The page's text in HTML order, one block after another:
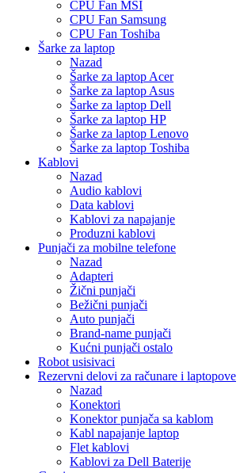
CPU Fan MSI
CPU Fan Samsung
CPU Fan Toshiba
Šarke za laptop
Nazad
Šarke za laptop Acer
Šarke za laptop Asus
Šarke za laptop Dell
Šarke za laptop HP
Šarke za laptop Lenovo
Šarke za laptop Toshiba
Kablovi
Nazad
Audio kablovi
Data kablovi
Kablovi za napajanje
Produzni kablovi
Punjači za mobilne telefone
Nazad
Adapteri
Žični punjači
Bežični punjači
Auto punjači
Brand-name punjači
Kućni punjači ostalo
Robot usisivaci
Rezervni delovi za računare i laptopove
Nazad
Konektori
Konektor punjača sa kablom
Kabl napajanje laptop
Flet kablovi
Kablovi za Dell Baterije